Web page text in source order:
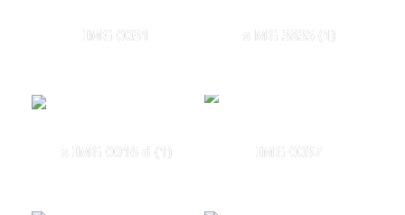
IMG 0031 s MG 3835 (1)
s IMG 0016 d (1) IMG 0037